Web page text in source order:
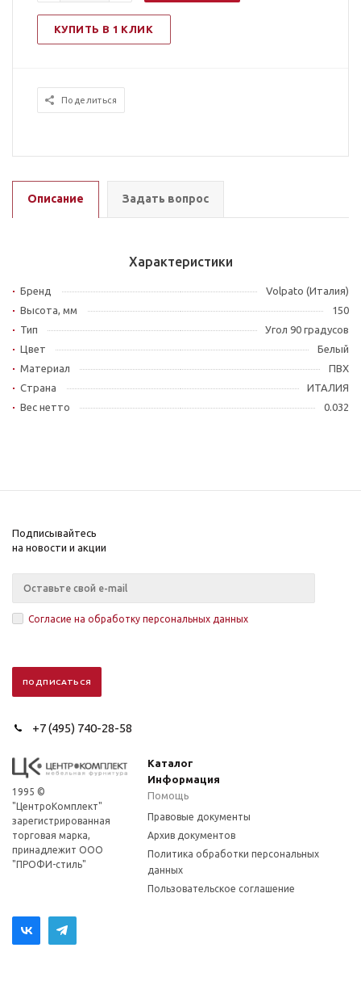
КУПИТЬ В 1 КЛИК
Поделиться
Описание Задать вопрос
Характеристики
Бренд
Volpato (Италия)
Высота, мм
150
Тип
Угол 90 градусов
Цвет
Белый
Материал
ПВХ
Страна
ИТАЛИЯ
Вес нетто
0.032
Подписывайтесь
на новости и акции
Согласие на обработку персональных данных
+7 (495) 740-28-58
1995 ©
"ЦентроКомплект"
зарегистрированная
торговая марка,
принадлежит ООО
"ПРОФИ-стиль"
Каталог
Информация
Помощь
Правовые документы
Архив документов
Политика обработки персональных
данных
Пользовательское соглашение